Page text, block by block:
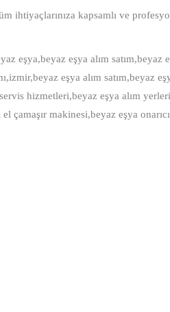
ihtiyaçlarınıza kapsamlı ve
eşya,beyaz eşya alım
eşya alım satım,beyaz
hizmetleri,beyaz eşya alım
çamaşır makinesi,beyaz eşya